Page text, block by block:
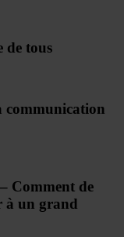
de tous
communication
Comment de
à un grand